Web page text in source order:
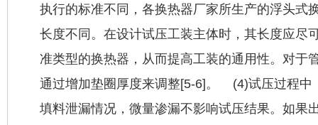
执行的标准不同，各换热器厂家所生产的浮头式
长度不同。在设计试压工装主体时，其长度应尽
准类型的换热器，从而提高工装的通用性。对于
通过增加垫圈厚度来调整[5-6]。 (4)试压过程中
填料泄漏情况，微量渗漏不影响试压结果。如果